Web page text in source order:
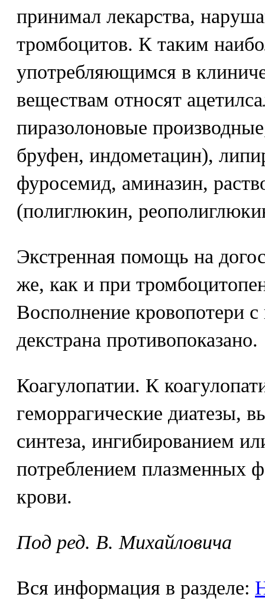
принимал лекарства,
тромбоцитов. К таким
употребляющимся в
веществам относят
пиразолоновые
бруфен, индометацин),
фуросемид, аминазин,
(полиглюкин,
Экстренная помощь на
же, как и при
Восполнение кровопотери
декстрана противопоказано.
Коагулопатии. К
геморрагические диатезы,
синтеза, ингибированием
потреблением плазменных
крови.
Под ред. В. Михайловича
Вся информация в разделе: